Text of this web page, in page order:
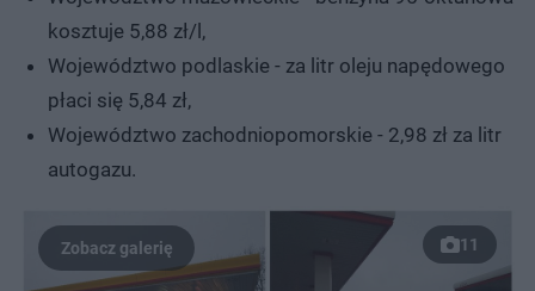
kosztuje 5,88 zł/l,
Województwo podlaskie - za litr oleju napędowego
płaci się 5,84 zł,
Województwo zachodniopomorskie - 2,98 zł za litr
autogazu.
11